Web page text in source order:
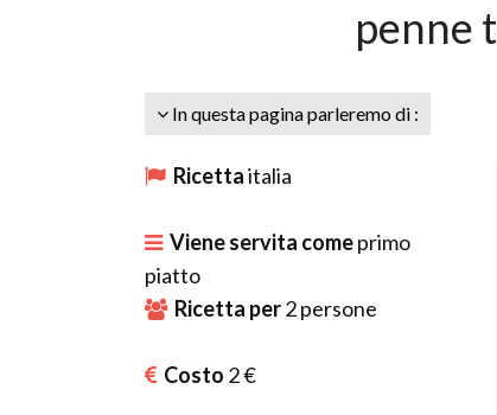
penne
In questa pagina parleremo di :
Ricettaitalia
Viene servita comeprimo
piatto
Ricetta per2persone
Costo 2 €